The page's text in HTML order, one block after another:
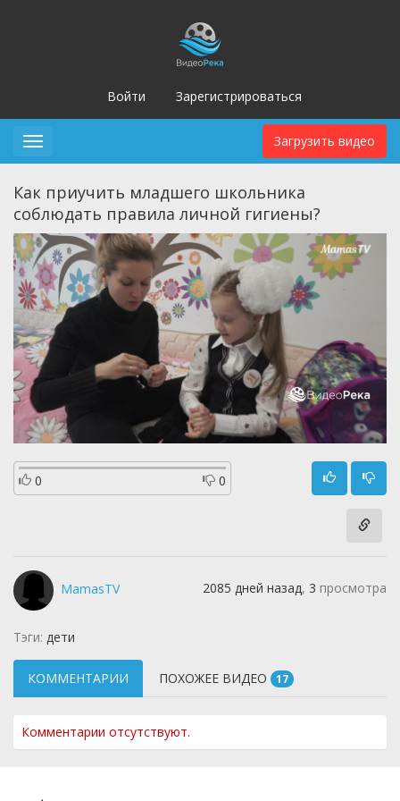
Войти Зарегистрироваться
Загрузить видео
Toggle
Как приучить младшего школьника
соблюдать правила личной гигиены?
0 0
MamasTV 2085 дней назад, 3 просмотра
Тэги: дети
КОММЕНТАРИИ ПОХОЖЕЕ ВИДЕО 17
Комментарии отсутствуют.